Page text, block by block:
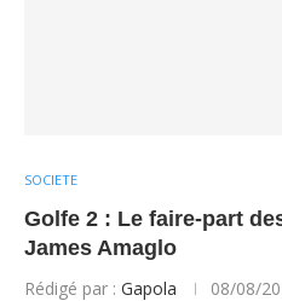
SOCIETE
Golfe 2 : Le faire-part
James Amaglo
Rédigé par : Gapola 08/08/